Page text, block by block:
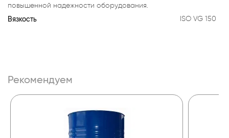
повышенной надежности оборудования.
Вязкость ISO VG 150
Рекомендуем